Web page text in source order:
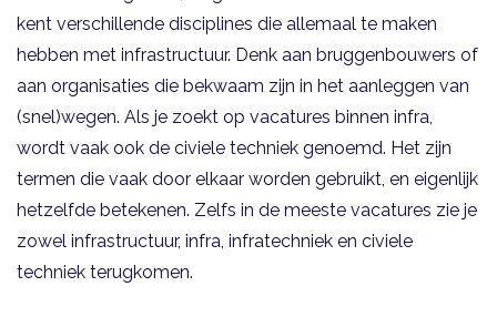
kent verschillende disciplines die allemaal te maken
hebben met infrastructuur. Denk aan bruggenbouwers of
aan organisaties die bekwaam zijn in het aanleggen van
(snel)wegen. Als je zoekt op vacatures binnen infra,
wordt vaak ook de civiele techniek genoemd. Het zijn
termen die vaak door elkaar worden gebruikt, en eigenlijk
hetzelfde betekenen. Zelfs in de meeste vacatures zie je
zowel infrastructuur, infra, infratechniek en civiele
techniek terugkomen.